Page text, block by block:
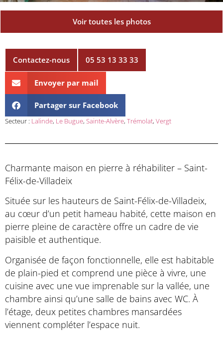
Voir toutes les photos
Contactez-nous 05 53 13 33 33
Envoyer par mail
Partager sur Facebook
Secteur : Lalinde, Le Bugue, Sainte-Alvère, Trémolat, Vergt
Charmante maison en pierre à réhabiliter – Saint-
Félix-de-Villadeix
Située sur les hauteurs de Saint-Félix-de-Villadeix,
au cœur d’un petit hameau habité, cette maison en
pierre pleine de caractère offre un cadre de vie
paisible et authentique.
Organisée de façon fonctionnelle, elle est habitable
de plain-pied et comprend une pièce à vivre, une
cuisine avec une vue imprenable sur la vallée, une
chambre ainsi qu’une salle de bains avec WC. À
l’étage, deux petites chambres mansardées
viennent compléter l’espace nuit.